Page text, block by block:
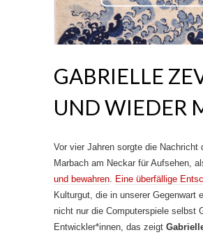
GABRIELLE
UND WIEDER
Vor vier Jahren sorgte die
Marbach am Neckar für Aufsehen,
und bewahren. Eine überfällige
Kulturgut, die in unserer
nicht nur die Computerspiele selbst
Entwickler*innen, das zeigt